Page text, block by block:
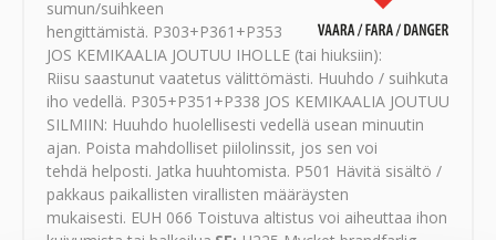
sumun/suihkeen
hengittämistä. P303+P361+P353
JOS KEMIKAALIA JOUTUU IHOLLE (tai hiuksiin):
Riisu saastunut vaatetus välittömästi. Huuhdo / suihkuta
iho vedellä. P305+P351+P338 JOS KEMIKAALIA JOUTUU
SILMIIN: Huuhdo huolellisesti vedellä usean minuutin
ajan. Poista mahdolliset piilolinssit, jos sen voi
tehdä helposti. Jatka huuhtomista. P501 Hävitä sisältö /
pakkaus paikallisten virallisten määräysten
mukaisesti. EUH 066 Toistuva altistus voi aiheuttaa ihon